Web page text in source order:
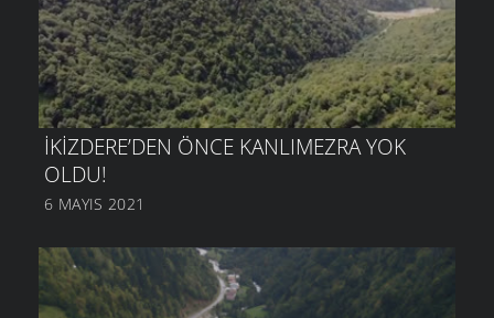
İKIZDERE’DEN ÖNCE KANLIMEZRA YOK
OLDU!
6 MAYIS 2021